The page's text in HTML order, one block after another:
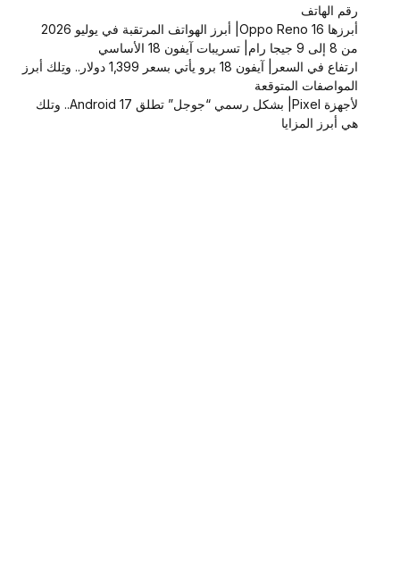
رقم الهاتف
أبرزها Oppo Reno 16| أبرز الهواتف المرتقبة في يوليو 2026
من 8 إلى 9 جيجا رام| تسريبات آيفون 18 الأساسي
ارتفاع في السعر| آيفون 18 برو يأتي بسعر 1,399 دولار.. وتِلك أبرز
المواصفات المتوقعة
لأجهزة Pixel| بشكل رسمي “جوجل” تطلق Android 17.. وتلك
هي أبرز المزايا